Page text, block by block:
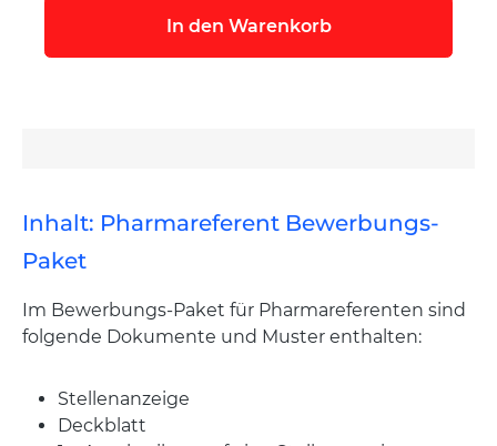
In den Warenkorb
Inhalt: Pharmareferent Bewerbungs-
Paket
Im Bewerbungs-Paket für Pharmareferenten sind
folgende Dokumente und Muster enthalten:
Stellenanzeige
Deckblatt